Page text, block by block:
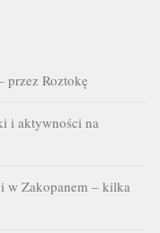
przez Roztokę
i aktywności na
w Zakopanem – kilka